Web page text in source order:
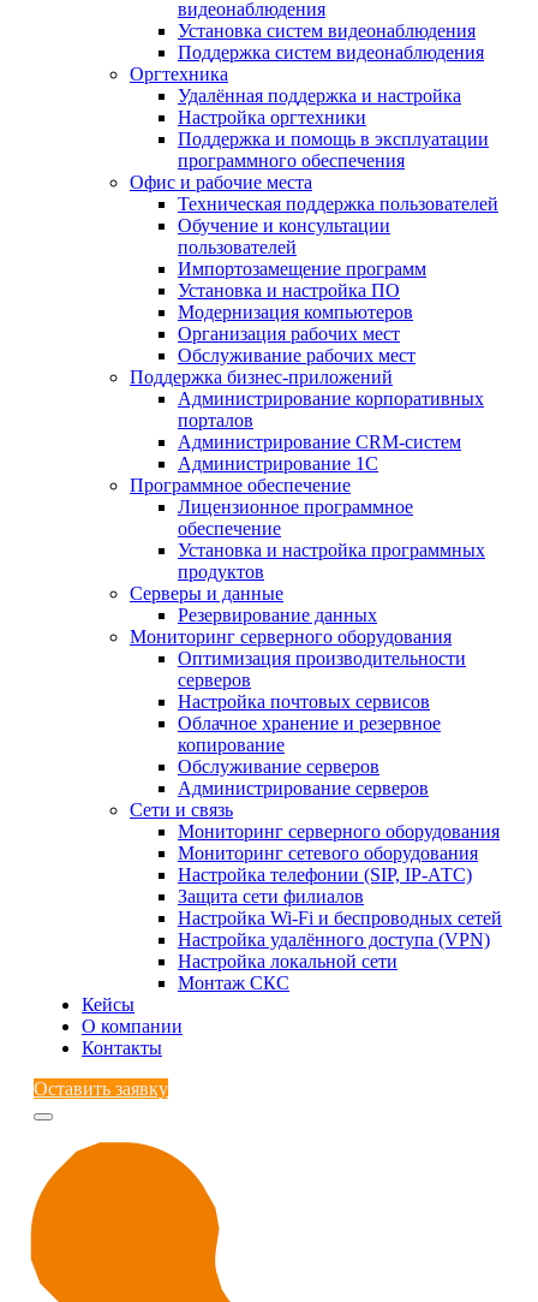
видеонаблюдения
Установка систем видеонаблюдения
Поддержка систем видеонаблюдения
Оргтехника
Удалённая поддержка и настройка
Настройка оргтехники
Поддержка и помощь в эксплуатации
программного обеспечения
Офис и рабочие места
Техническая поддержка пользователей
Обучение и консультации
пользователей
Импортозамещение программ
Установка и настройка ПО
Модернизация компьютеров
Организация рабочих мест
Обслуживание рабочих мест
Поддержка бизнес-приложений
Администрирование корпоративных
порталов
Администрирование CRM-систем
Администрирование 1С
Программное обеспечение
Лицензионное программное
обеспечение
Установка и настройка программных
продуктов
Серверы и данные
Резервирование данных
Мониторинг серверного оборудования
Оптимизация производительности
серверов
Настройка почтовых сервисов
Облачное хранение и резервное
копирование
Обслуживание серверов
Администрирование серверов
Сети и связь
Мониторинг серверного оборудования
Мониторинг сетевого оборудования
Настройка телефонии (SIP, IP-АТС)
Защита сети филиалов
Настройка Wi-Fi и беспроводных сетей
Настройка удалённого доступа (VPN)
Настройка локальной сети
Монтаж СКС
Кейсы
О компании
Контакты
Оставить заявку